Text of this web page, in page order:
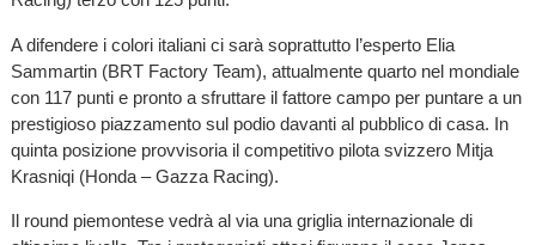
A difendere i colori italiani ci sarà soprattutto l’esperto Elia
Sammartin (BRT Factory Team), attualmente quarto nel mondiale
con 117 punti e pronto a sfruttare il fattore campo per puntare a un
prestigioso piazzamento sul podio davanti al pubblico di casa. In
quinta posizione provvisoria il competitivo pilota svizzero Mitja
Krasniqi (Honda – Gazza Racing).
Il round piemontese vedrà al via una griglia internazionale di